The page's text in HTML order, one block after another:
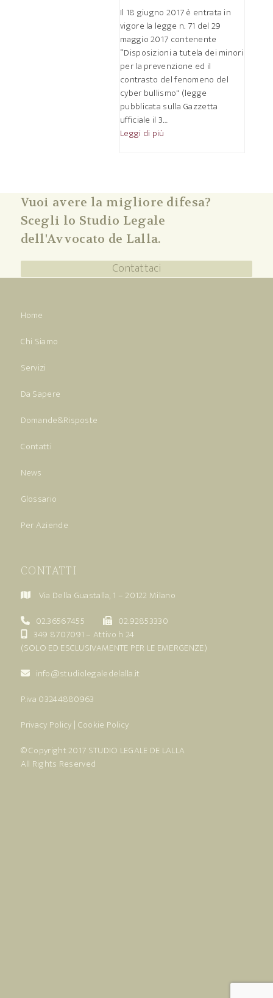
Il 18 giugno 2017 è entrata in
vigore la legge n. 71 del 29
maggio 2017 contenente
“Disposizioni a tutela dei minori
per la prevenzione ed il
contrasto del fenomeno del
cyber bullismo" (legge
pubblicata sulla Gazzetta
ufficiale il 3…
Leggi di più
Vuoi avere la migliore difesa?
Scegli lo Studio Legale
dell'Avvocato de Lalla.
Contattaci
Home
Chi Siamo
Servizi
Da Sapere
Domande&Risposte
Contatti
News
Glossario
Per Aziende
CONTATTI
Via Della Guastalla, 1 – 20122 Milano
02.36567455
02.92853330
349 8707091 – Attivo h 24
(SOLO ED ESCLUSIVAMENTE PER LE EMERGENZE)
info@studiolegaledelalla.it
P.iva 03244880963
Privacy Policy | Cookie Policy
© Copyright 2017 STUDIO LEGALE DE LALLA
All Rights Reserved